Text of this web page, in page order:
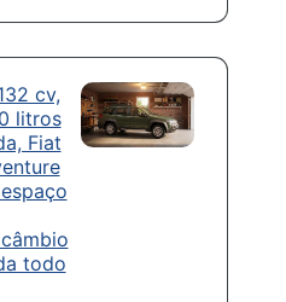
cv,
litros
Fiat
todo